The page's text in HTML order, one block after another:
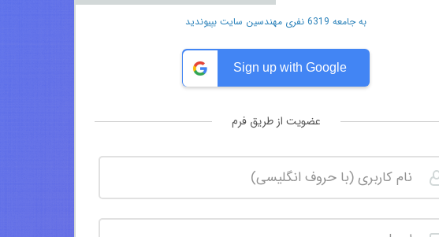
به جامعه 6319 نفری مهندسین سایت بپیوندید
Sign up with Google
عضویت از طریق فرم